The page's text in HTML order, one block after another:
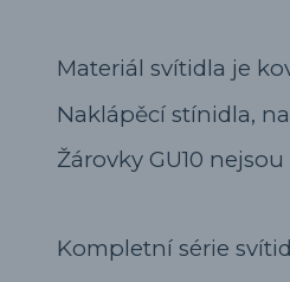
Materiál svítidla je
Naklápěcí stínidla,
Žárovky GU10
Kompletní série